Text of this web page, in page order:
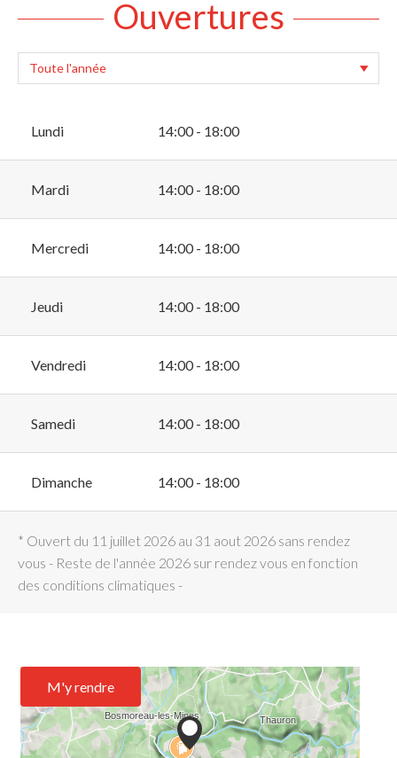
Ouvertures
Lundi 14:00 - 18:00
Mardi 14:00 - 18:00
Mercredi 14:00 - 18:00
Jeudi 14:00 - 18:00
Vendredi 14:00 - 18:00
Samedi 14:00 - 18:00
Dimanche 14:00 - 18:00
* Ouvert du 11 juillet 2026 au 31 aout 2026 sans rendez
vous - Reste de l'année 2026 sur rendez vous en fonction
des conditions climatiques -
M'y rendre